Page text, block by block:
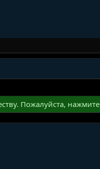
Пожалуйста, нажмите